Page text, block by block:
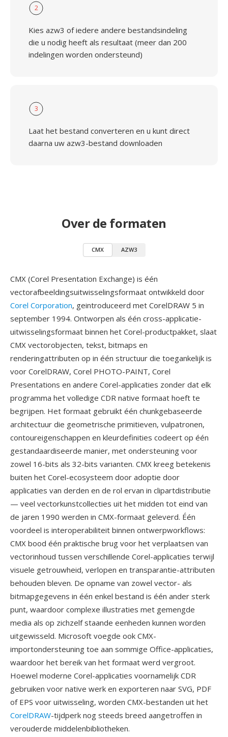
2
Kies azw3 of iedere andere bestandsindeling
die u nodig heeft als resultaat (meer dan 200
indelingen worden ondersteund)
3
Laat het bestand converteren en u kunt direct
daarna uw azw3-bestand downloaden
Over de formaten
CMX AZW3
CMX (Corel Presentation Exchange) is één
vectorafbeeldingsuitwisselingsformaat ontwikkeld door
Corel Corporation, geintroduceerd met CorelDRAW 5 in
september 1994. Ontworpen als één cross-applicatie-
uitwisselingsformaat binnen het Corel-productpakket, slaat
CMX vectorobjecten, tekst, bitmaps en
renderingattributen op in één structuur die toegankelijk is
voor CorelDRAW, Corel PHOTO-PAINT, Corel
Presentations en andere Corel-applicaties zonder dat elk
programma het volledige CDR native formaat hoeft te
begrijpen. Het formaat gebruikt één chunkgebaseerde
architectuur die geometrische primitieven, vulpatronen,
contoureigenschappen en kleurdefinities codeert op één
gestandaardiseerde manier, met ondersteuning voor
zowel 16-bits als 32-bits varianten. CMX kreeg betekenis
buiten het Corel-ecosysteem door adoptie door
applicaties van derden en de rol ervan in clipartdistributie
— veel vectorkunstcollecties uit het midden tot eind van
de jaren 1990 werden in CMX-formaat geleverd. Één
voordeel is interoperabiliteit binnen ontwerpworkflows:
CMX bood één praktische brug voor het verplaatsen van
vectorinhoud tussen verschillende Corel-applicaties terwijl
visuele getrouwheid, verlopen en transparantie-attributen
behouden bleven. De opname van zowel vector- als
bitmapgegevens in één enkel bestand is één ander sterk
punt, waardoor complexe illustraties met gemengde
media als op zichzelf staande eenheden kunnen worden
uitgewisseld. Microsoft voegde ook CMX-
importondersteuning toe aan sommige Office-applicaties,
waardoor het bereik van het formaat werd vergroot.
Hoewel moderne Corel-applicaties voornamelijk CDR
gebruiken voor native werk en exporteren naar SVG, PDF
of EPS voor uitwisseling, worden CMX-bestanden uit het
CorelDRAW-tijdperk nog steeds breed aangetroffen in
verouderde middelenbibliotheken.